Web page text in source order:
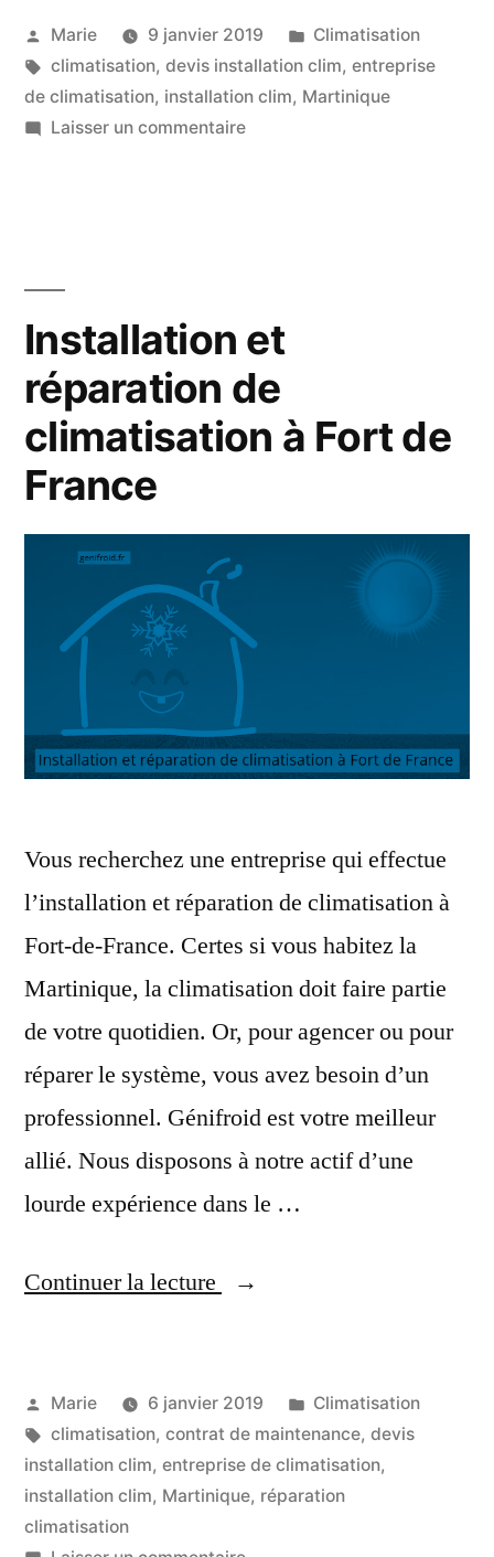
Publié
par
Marie 9 janvier 2019
Publié
dans
Climatisation
Étiquettes :
climatisation, devis installation clim, entreprise
de climatisation, installation clim, Martinique
Laisser un commentairesur
Installation et
réparation de
climatisation à Fort de
France
Vous recherchez une entreprise qui effectue
l’installation et réparation de climatisation à
Fort-de-France. Certes si vous habitez la
Martinique, la climatisation doit faire partie
de votre quotidien. Or, pour agencer ou pour
réparer le système, vous avez besoin d’un
professionnel. Génifroid est votre meilleur
allié. Nous disposons à notre actif d’une
lourde expérience dans le …
Continuer la lecture
« Installation
de
climatisation
à
Publié
par
Marie 6 janvier 2019
Publié
dans
Climatisation
Étiquettes :
climatisation, contrat de maintenance, devis
installation clim, entreprise de climatisation,
installation clim, Martinique, réparation
climatisation